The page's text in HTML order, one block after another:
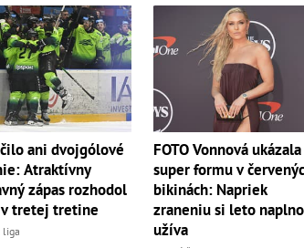
ani dvojgólové
Atraktívny
zápas rozhodol
tretej tretine
liga
FOTO Vonnová ukázala
super formu v
bikinách: Napriek
zraneniu si leto naplno
užíva